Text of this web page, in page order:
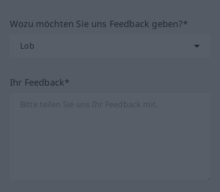
Wozu möchten Sie uns Feedback geben?*
Ihr Feedback*